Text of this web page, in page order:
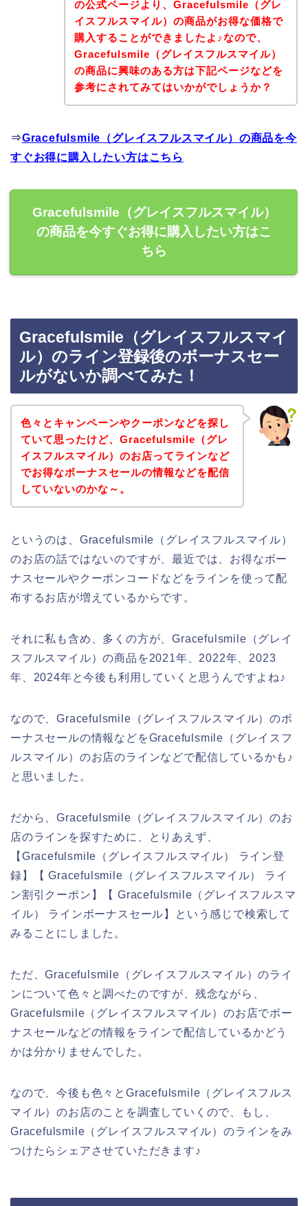
の公式ページより、Gracefulsmile（グレ
イスフルスマイル）の商品がお得な価格で
購入することができましたよ♪なので、
Gracefulsmile（グレイスフルスマイル）
の商品に興味のある方は下記ページなどを
参考にされてみてはいかがでしょうか？
⇒Gracefulsmile（グレイスフルスマイル）の商品を今
すぐお得に購入したい方はこちら
Gracefulsmile（グレイスフルスマイル）
の商品を今すぐお得に購入したい方はこ
ちら
Gracefulsmile（グレイスフルスマイ
ル）のライン登録後のボーナスセー
ルがないか調べてみた！
色々とキャンペーンやクーポンなどを探し
ていて思ったけど、Gracefulsmile（グレ
イスフルスマイル）のお店ってラインなど
でお得なボーナスセールの情報などを配信
していないのかな～。
というのは、Gracefulsmile（グレイスフルスマイル）
のお店の話ではないのですが、最近では、お得なボー
ナスセールやクーポンコードなどをラインを使って配
布するお店が増えているからです。
それに私も含め、多くの方が、Gracefulsmile（グレイ
スフルスマイル）の商品を2021年、2022年、2023
年、2024年と今後も利用していくと思うんですよね♪
なので、Gracefulsmile（グレイスフルスマイル）のボ
ーナスセールの情報などをGracefulsmile（グレイスフ
ルスマイル）のお店のラインなどで配信しているかも♪
と思いました。
だから、Gracefulsmile（グレイスフルスマイル）のお
店のラインを探すために、とりあえず、
【Gracefulsmile（グレイスフルスマイル） ライン登
録】【 Gracefulsmile（グレイスフルスマイル） ライ
ン割引クーポン】【 Gracefulsmile（グレイスフルスマ
イル） ラインボーナスセール】という感じで検索して
みることにしました。
ただ、Gracefulsmile（グレイスフルスマイル）のライ
ンについて色々と調べたのですが、残念ながら、
Gracefulsmile（グレイスフルスマイル）のお店でボー
ナスセールなどの情報をラインで配信しているかどう
かは分かりませんでした。
なので、今後も色々とGracefulsmile（グレイスフルス
マイル）のお店のことを調査していくので、もし、
Gracefulsmile（グレイスフルスマイル）のラインをみ
つけたらシェアさせていただきます♪